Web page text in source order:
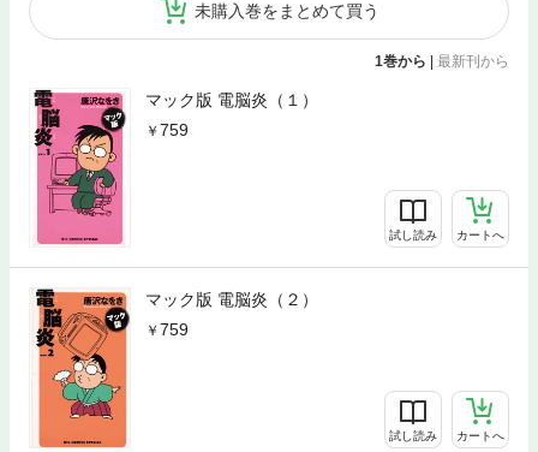
未購入巻をまとめて買う
1巻から 最新刊から
マック版 電脳炎（１）
759
試し読み カートへ
マック版 電脳炎（２）
759
試し読み カートへ